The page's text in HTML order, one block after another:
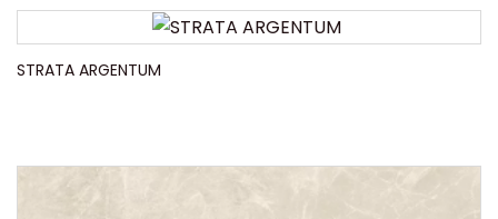
STRATA ARGENTUM